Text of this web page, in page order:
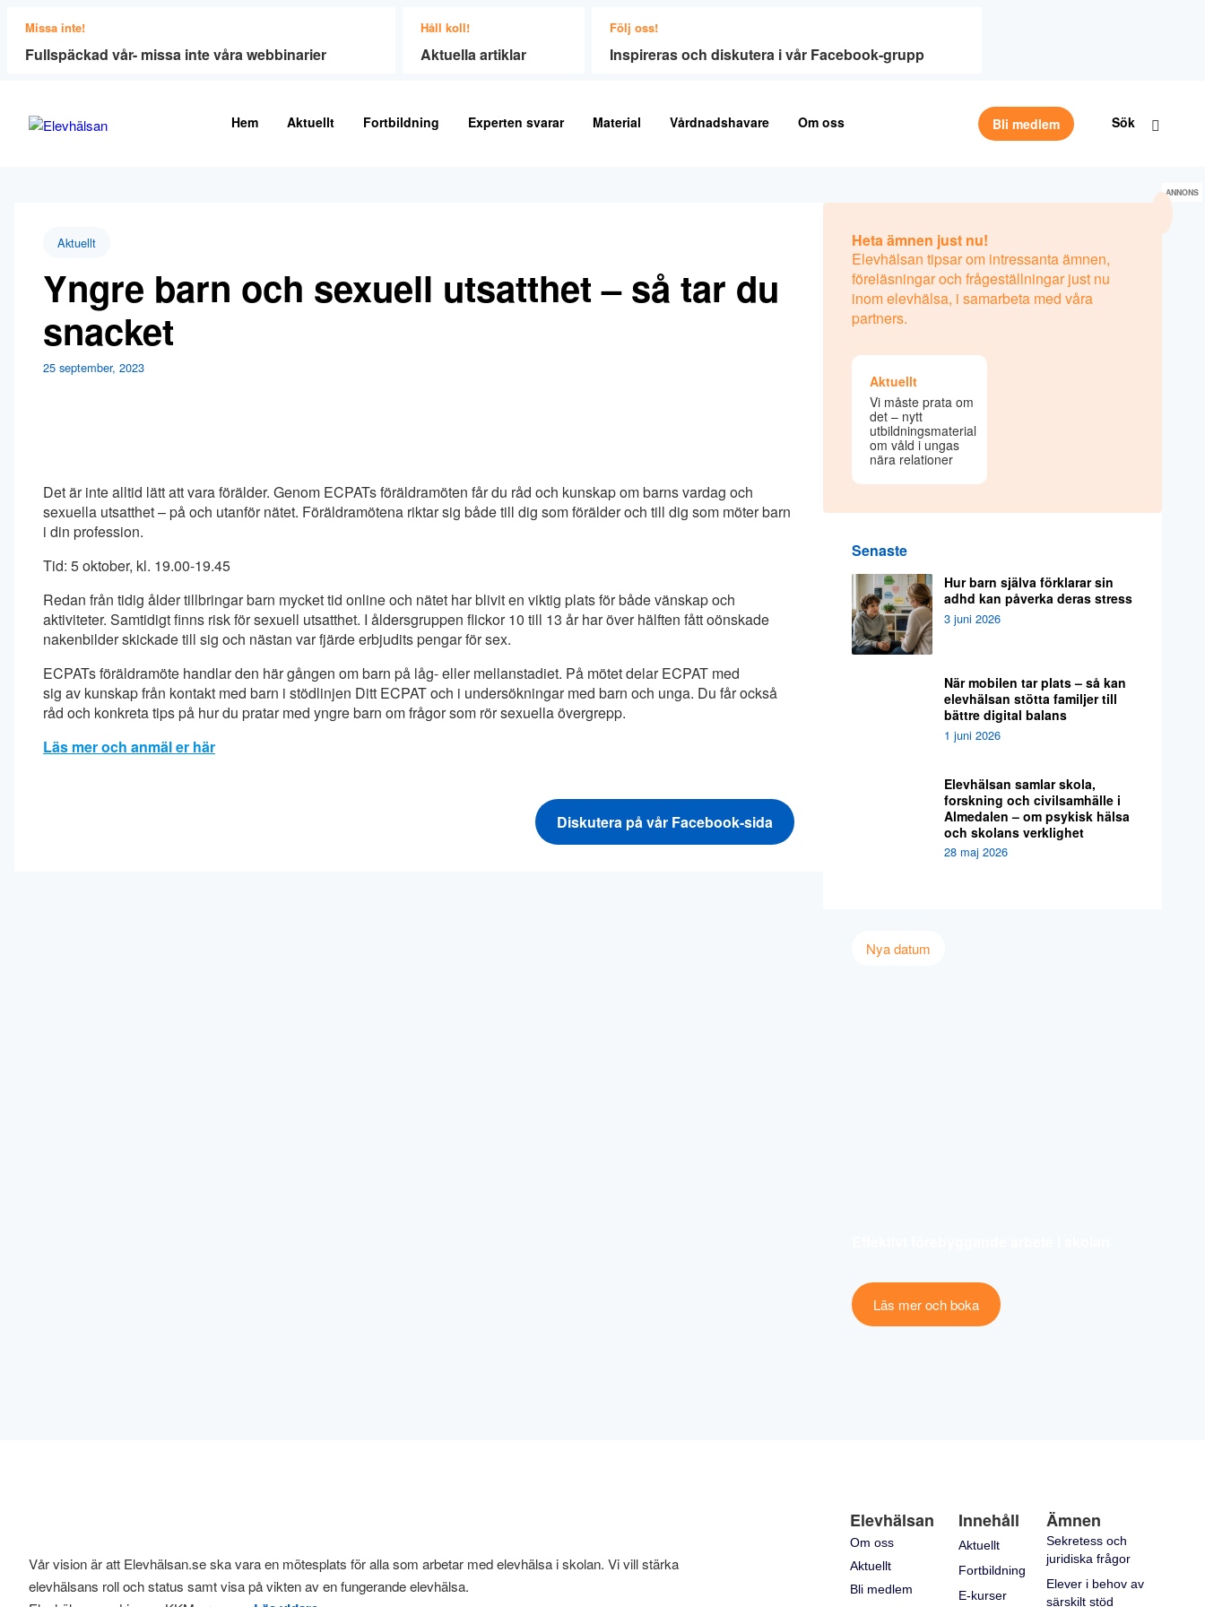
Missa inte!
Fullspäckad vår- missa inte våra webbinarier
Håll koll!
Aktuella artiklar
Följ oss!
Inspireras och diskutera i vår Facebook-grupp
Hem Aktuellt Fortbildning Experten svarar Material Vårdnadshavare Om oss Bli medlem Sök
Aktuellt
Yngre barn och sexuell utsatthet – så tar du
snacket
25 september, 2023
Det är inte alltid lätt att vara förälder. Genom ECPATs föräldramöten får du råd och kunskap om barns vardag och
sexuella utsatthet – på och utanför nätet. Föräldramötena riktar sig både till dig som förälder och till dig som möter barn
i din profession.
Tid: 5 oktober, kl. 19.00-19.45
Redan från tidig ålder tillbringar barn mycket tid online och nätet har blivit en viktig plats för både vänskap och
aktiviteter. Samtidigt finns risk för sexuell utsatthet. I åldersgruppen flickor 10 till 13 år har över hälften fått oönskade
nakenbilder skickade till sig och nästan var fjärde erbjudits pengar för sex.
ECPATs föräldramöte handlar den här gången om barn på låg- eller mellanstadiet. På mötet delar ECPAT med
sig av kunskap från kontakt med barn i stödlinjen Ditt ECPAT och i undersökningar med barn och unga. Du får också
råd och konkreta tips på hur du pratar med yngre barn om frågor som rör sexuella övergrepp.
Läs mer och anmäl er här
Diskutera på vår Facebook-sida
Heta ämnen just nu!
Elevhälsan tipsar om intressanta ämnen,
föreläsningar och frågeställningar just nu
inom elevhälsa, i samarbeta med våra
partners.
Aktuellt
Vi måste prata om
det – nytt
utbildningsmaterial
om våld i ungas
nära relationer
Senaste
Hur barn själva förklarar sin
adhd kan påverka deras stress
3 juni 2026
När mobilen tar plats – så kan
elevhälsan stötta familjer till
bättre digital balans
1 juni 2026
Elevhälsan samlar skola,
forskning och civilsamhälle i
Almedalen – om psykisk hälsa
och skolans verklighet
28 maj 2026
Nya datum
Läs mer och boka
ANNONS
Vår vision är att Elevhälsan.se ska vara en mötesplats för alla som arbetar med elevhälsa i skolan. Vi vill stärka
elevhälsans roll och status samt visa på vikten av en fungerande elevhälsa.
Elevhälsan
Om oss
Aktuellt
Bli medlem
Innehåll
Aktuellt
Fortbildning
E-kurser
Ämnen
Sekretess och
juridiska frågor
Elever i behov av
särskilt stöd